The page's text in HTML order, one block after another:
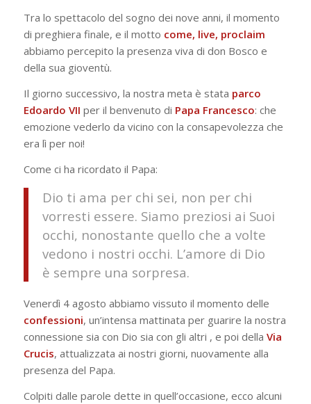
Tra lo spettacolo del sogno dei nove anni, il momento
di preghiera finale, e il motto come, live, proclaim
abbiamo percepito la presenza viva di don Bosco e
della sua gioventù.
Il giorno successivo, la nostra meta è stata parco
Edoardo VII per il benvenuto di Papa Francesco: che
emozione vederlo da vicino con la consapevolezza che
era lì per noi!
Come ci ha ricordato il Papa:
Dio ti ama per chi sei, non per chi
vorresti essere. Siamo preziosi ai Suoi
occhi, nonostante quello che a volte
vedono i nostri occhi. L’amore di Dio
è sempre una sorpresa.
Venerdì 4 agosto abbiamo vissuto il momento delle
confessioni, un’intensa mattinata per guarire la nostra
connessione sia con Dio sia con gli altri , e poi della Via
Crucis, attualizzata ai nostri giorni, nuovamente alla
presenza del Papa.
Colpiti dalle parole dette in quell’occasione, ecco alcuni